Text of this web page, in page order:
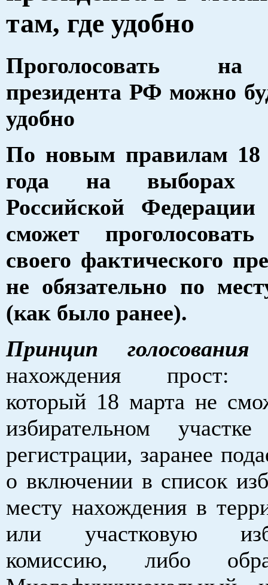
там, где удобно
Проголосовать
президента РФ можно
удобно
По новым правилам 18
года на выборах
Российской Федерации
сможет
своего фактического
не обязательно по
(как было ранее).
Принцип
нахождения прост:
который 18 марта не
избирательном
регистрации, заранее
о включении в список
месту нахождения в
или участковую
комиссию, либо